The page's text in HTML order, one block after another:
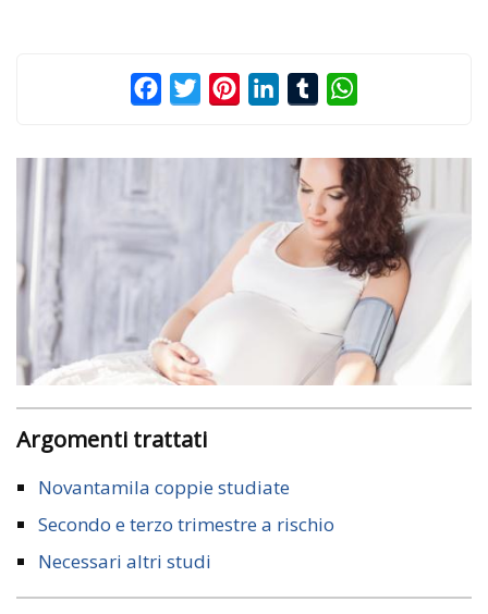
FacebookTwitterPinterestLinkedInTumblr
Argomenti trattati
Novantamila coppie studiate
Secondo e terzo trimestre a rischio
Necessari altri studi